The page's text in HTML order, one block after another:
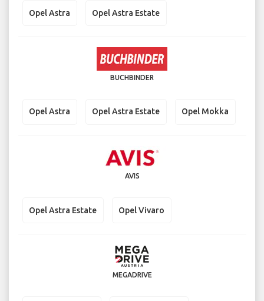
Opel Astra Opel Astra Estate
BUCHBINDER
Opel Astra Opel Astra Estate Opel Mokka
AVIS
Opel Astra Estate Opel Vivaro
MEGADRIVE